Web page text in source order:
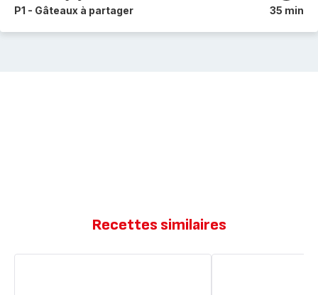
P1 - Gâteaux à partager 35 min
Recettes similaires